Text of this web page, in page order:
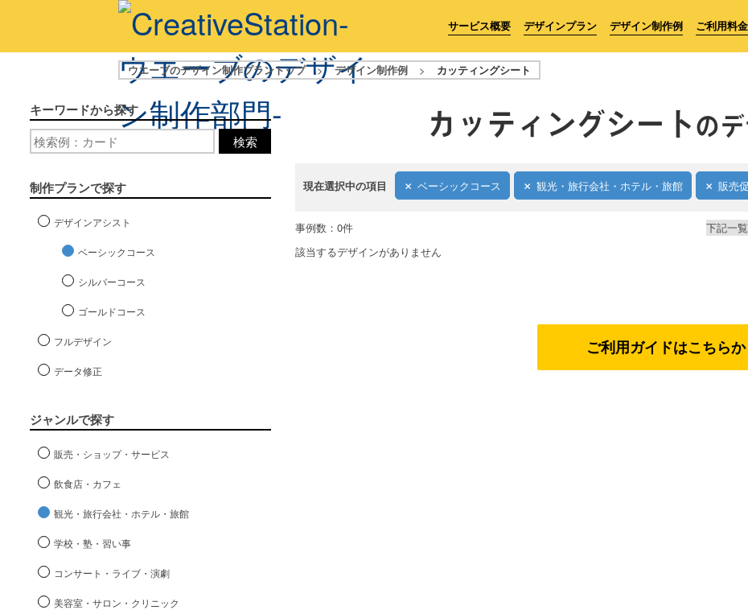
サービス概要 デザインプラン デザイン制作例 ご利用料金
ウエーブのデザイン制作プラントップ > デザイン制作例 > カッティングシート
カッティングシート の
現在選択中の項目 ベーシックコース 観光・旅行会社・ホテル・旅館 販売
キーワードから探す
検索
制作プランで探す
デザインアシスト
ベーシックコース
シルバーコース
ゴールドコース
フルデザイン
データ修正
ジャンルで探す
販売・ショップ・サービス
飲食店・カフェ
観光・旅行会社・ホテル・旅館
学校・塾・習い事
コンサート・ライブ・演劇
美容室・サロン・クリニック
事例数：0件
下記一
該当するデザインがありません
ご利用ガイドはこちらか